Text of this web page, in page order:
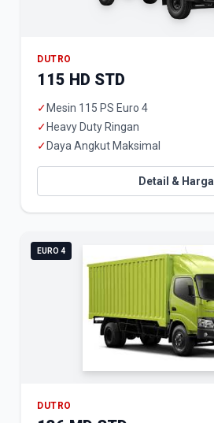
DUTRO
115 HD STD
✓ Mesin 115 PS Euro 4
✓ Heavy Duty Ringan
✓ Daya Angkut Maksimal
Detail & Harga
EURO 4
DUTRO